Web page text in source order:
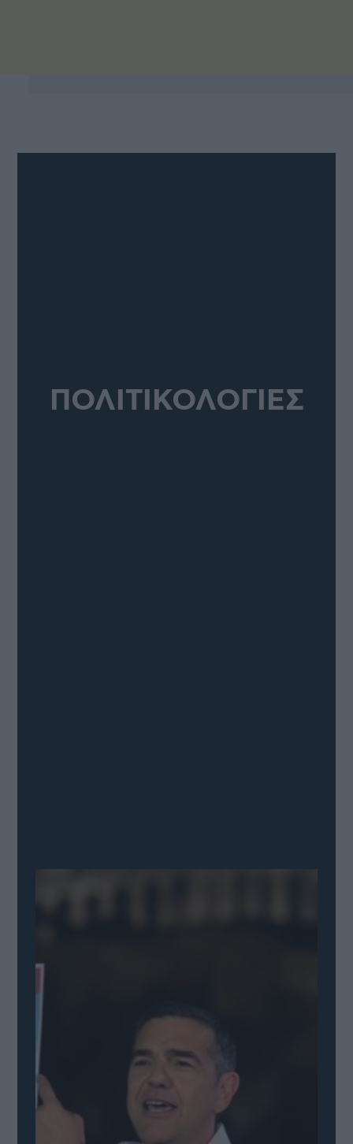
ΠΟΛΙΤΙΚΟΛΟΓΙΕΣ